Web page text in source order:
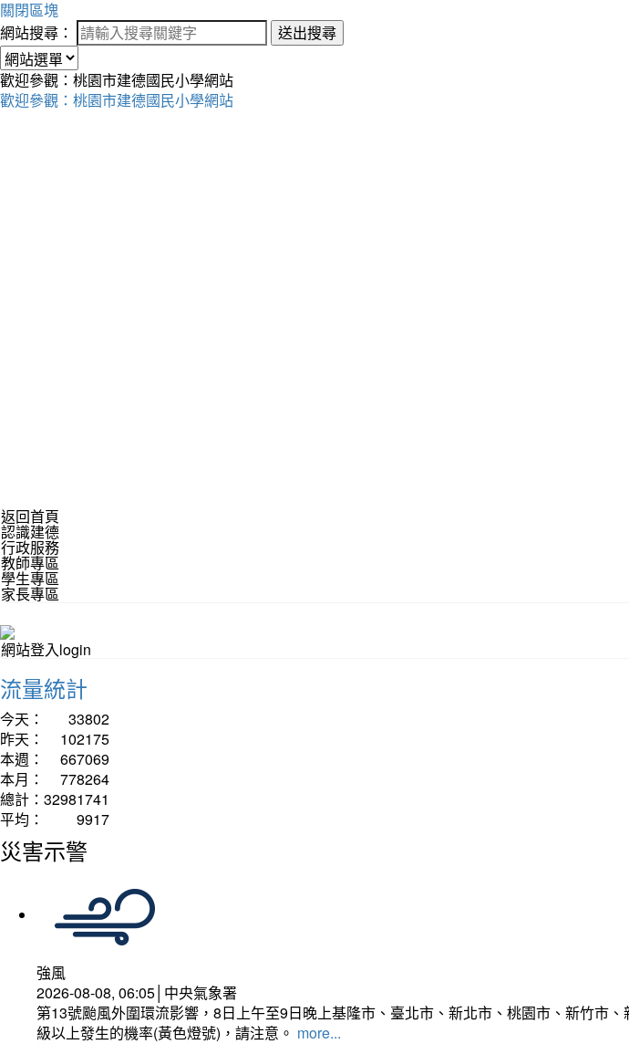
關閉區塊
網站搜尋：
送出搜尋
歡迎參觀：桃園市建德國民小學網站
歡迎參觀：桃園市建德國民小學網站
返回首頁
認識建德
行政服務
教師專區
學生專區
家長專區
網站登入login
流量統計
今天：
33802
昨天：
102175
本週：
667069
本月：
778264
總計： 32981741
平均：
9917
災害示警
強風
2026-08-08, 06:05│中央氣象署
第13號颱風外圍環流影響，8日上午至9日晚上基隆市、臺北市、新北市、桃園市、新竹市
級以上發生的機率(黃色燈號)，請注意。 more...